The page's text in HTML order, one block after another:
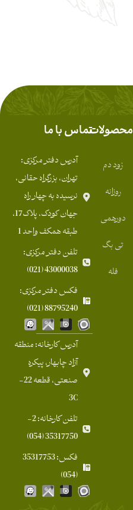
محصولات
زود دم
روزانه
دورهمی
تی بگ
فله
تماس با ما
آدرس دفتر مرکزی:
تهران، بزرگراه حقانی،
نرسیده به چهار راه
جهان کودک، پلاک17،
طبقه همکف واحد 1
تلفن دفتر مرکزی:
43000038 (021)
فکس دفتر مرکزی:
88795240 (021)
آدرس کارخانه: منطقه
آزاد چابهار، پیکره
صنعتی، قطعه 22-
3C
تلفن کارخانه: 2-
35317750 (054)
فکس: 35317753
(054)